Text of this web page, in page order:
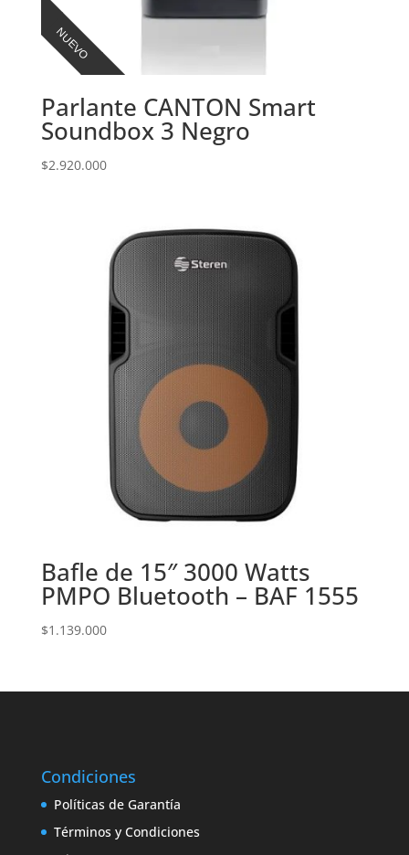
NUEVO
Parlante CANTON Smart
Soundbox 3 Negro
$2.920.000
Bafle de 15″ 3000 Watts
PMPO Bluetooth – BAF 1555
$1.139.000
Condiciones
Políticas de Garantía
Términos y Condiciones